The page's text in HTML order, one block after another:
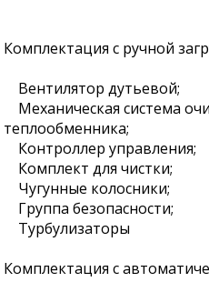
Комплектация с ручной
Вентилятор дутьевой;
Механическая система
теплообменника;
Контроллер управления;
Комплект для чистки;
Чугунные колосники;
Группа безопасности;
Турбулизаторы
Комплектация с